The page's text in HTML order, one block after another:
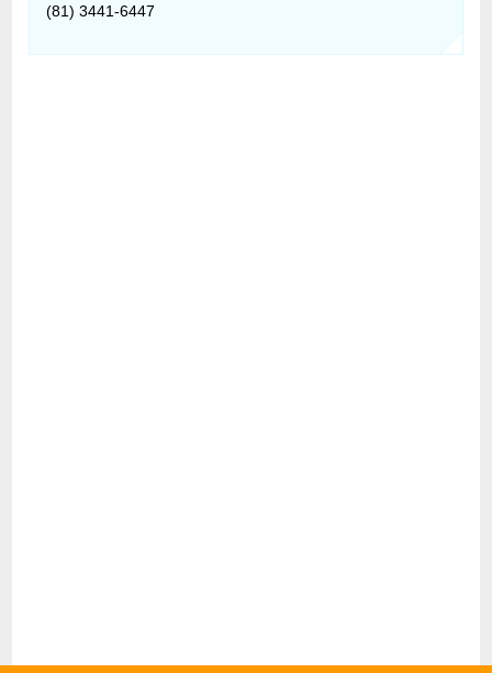
(81) 3441-6447